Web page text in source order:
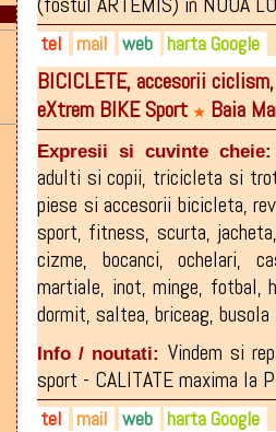
tel
0744-636.807
0747-129.569
0749-804.965
mail
hoksarmalite@yahoo.com
sergiuhorvat@yahoo.com
web
hoks.ro
facebook.com/Hoks-
harta Google
BICICLETE, accesorii
eXtrem BIKE Sport ★ Baia
Expresii si cuvinte cheie:
adulti si copii, tricicleta si
piese si accesorii bicicleta,
sport, fitness, scurta, jacheta
cizme, bocanci,ochelari,
martiale, inot,minge, fotbal,
dormit, saltea, briceag, busola
Info / noutati: Vindem si
sport - CALITATE maxima la
tel mail web harta Google